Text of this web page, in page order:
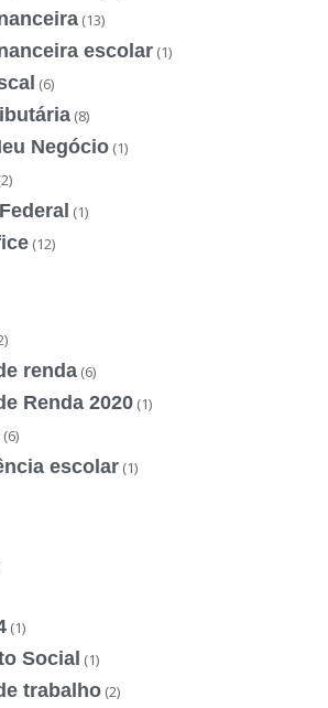
(13)
escolar (1)
(6)
(8)
Negócio (1)
(1)
(12)
renda (6)
Renda 2020 (1)
(6)
escolar (1)
(1)
Social (1)
trabalho (2)